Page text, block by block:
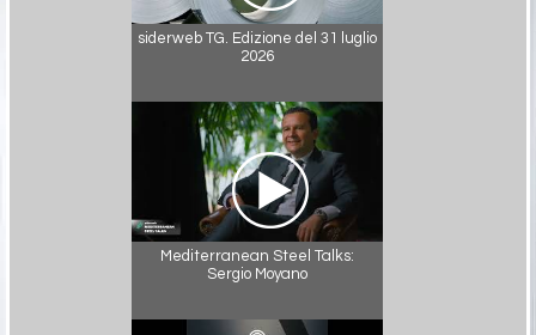
siderweb TG. Edizione del 31 luglio
2026
Mediterranean Steel Talks:
Sergio Moyano